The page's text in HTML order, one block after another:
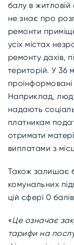
балу в
не знає про
ремонти
усіх містах
ремонту дахів,
територій. У 36
Наприклад,
надають
платникам
отримати
виплатами з
Також залишає
комунальних
цій сфері 0
«Це означає
тарифи на